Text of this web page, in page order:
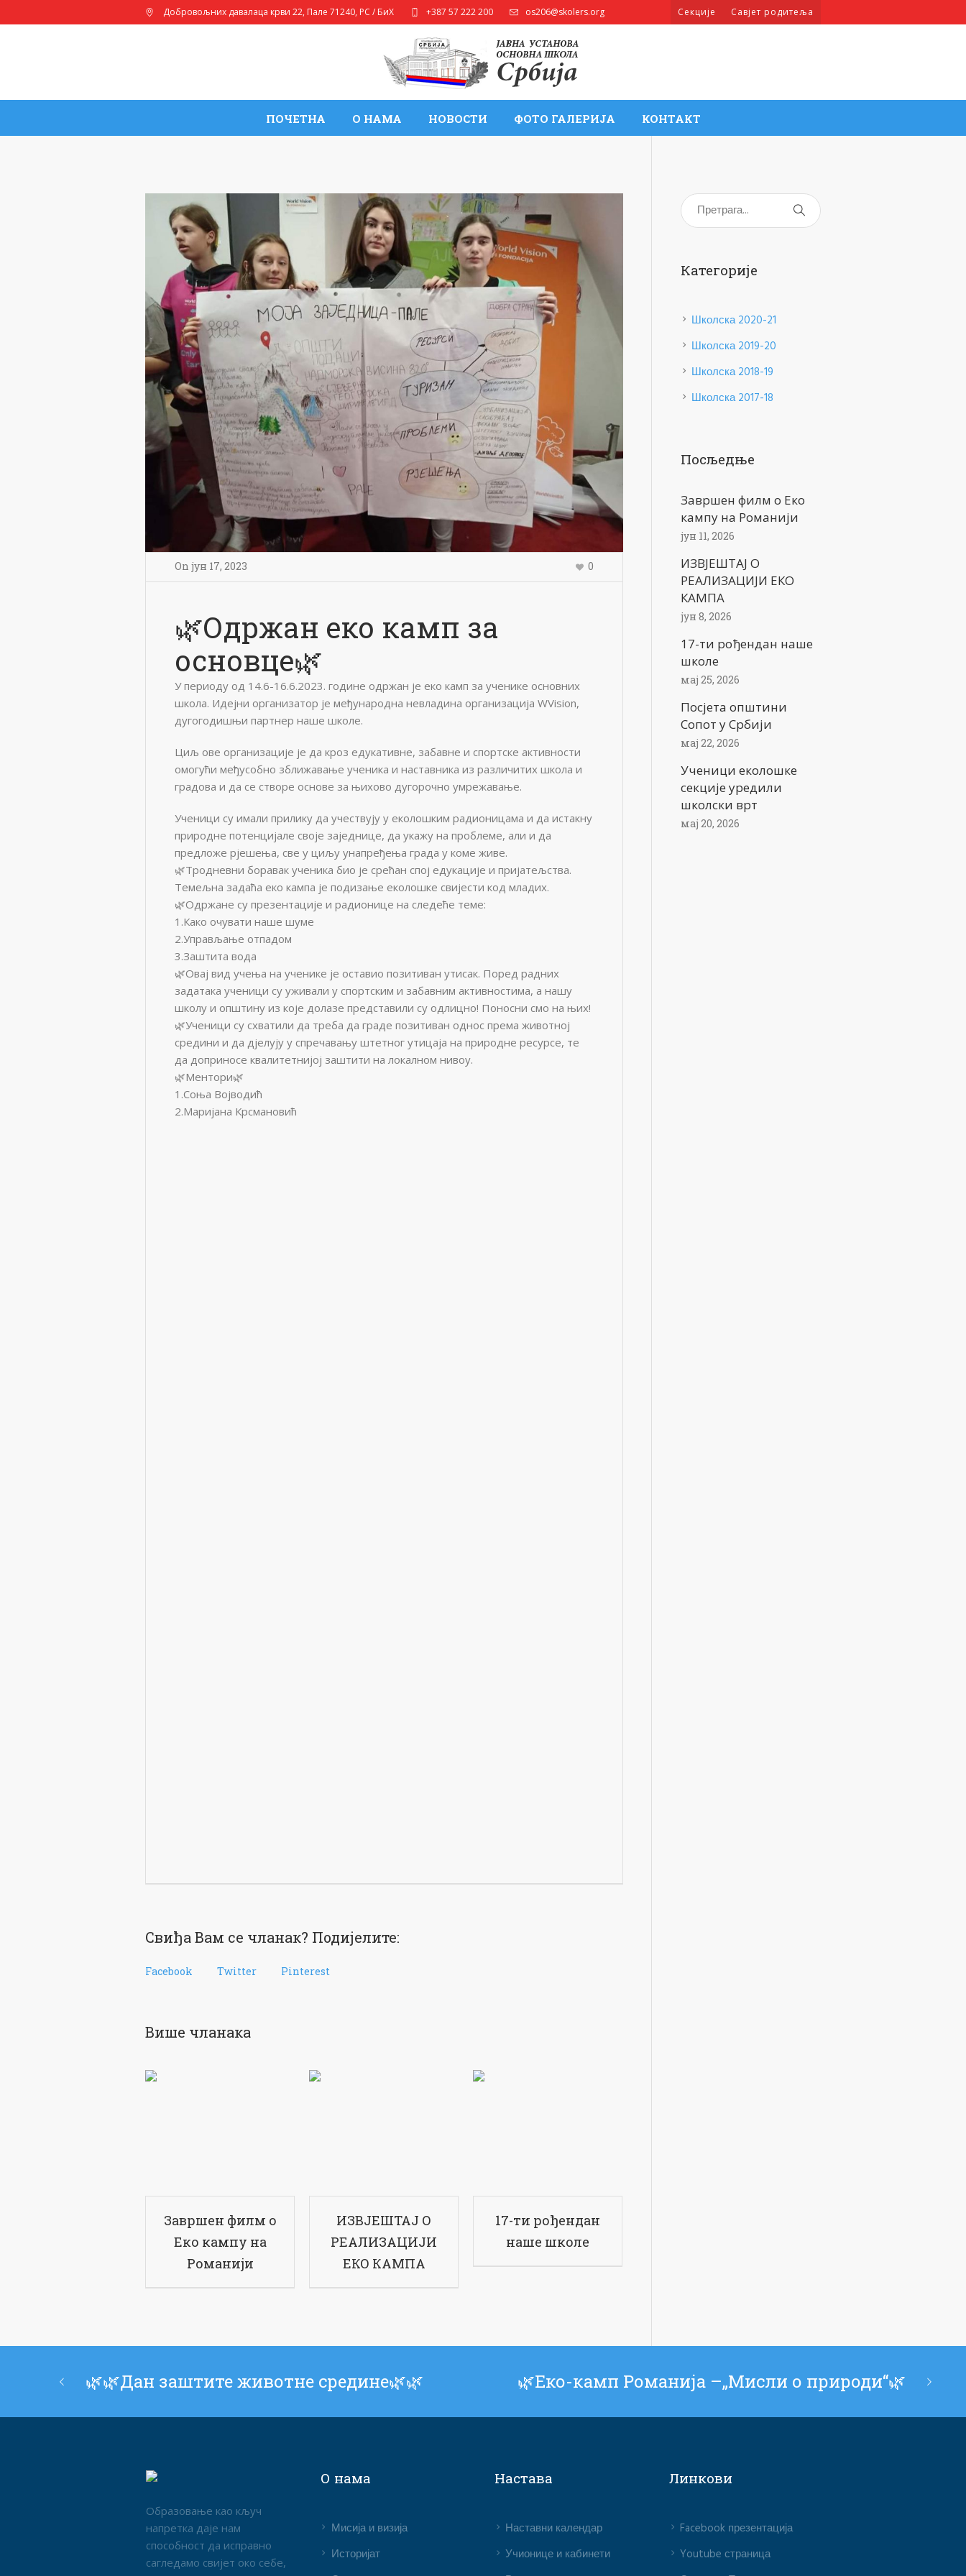
Секције Савјет родитеља
Добровољних давалаца крви 22, Пале 71240, РС / БиХ +387 57 222 200 os206@skolers.org
ПОЧЕТНА О НАМА НОВОСТИ ФОТО ГАЛЕРИЈА КОНТАКТ
On јун 17, 2023 0
🌿Одржан еко камп за
основце🌿
У периоду од 14.6-16.6.2023. године одржан је еко камп за ученике основних
школа. Идејни организатор је међународна невладина организација WVision,
дугогодишњи партнер наше школе.
Циљ ове организације је да кроз едукативне, забавне и спортске активности
омогући међусобно зближавање ученика и наставника из различитих школа и
градова и да се створе основе за њихово дугорочно умрежавање.
Ученици су имали прилику да учествују у еколошким радионицама и да истакну
природне потенцијале своје заједнице, да укажу на проблеме, али и да
предложе рјешења, све у циљу унапређења града у коме живе.
🌿Тродневни боравак ученика био је срећан спој едукације и пријатељства.
Темељна задаћа еко кампа је подизање еколошке свијести код младих.
🌿Одржане су презентације и радионице на следеће теме:
1.Како очувати наше шуме
2.Управљање отпадом
3.Заштита вода
🌿Овај вид учења на ученике је оставио позитиван утисак. Поред радних
задатака ученици су уживали у спортским и забавним активностима, а нашу
школу и општину из које долазе представили су одлицно! Поносни смо на њих!
🌿Ученици су схватили да треба да граде позитиван однос према животној
средини и да дјелују у спречавању штетног утицаја на природне ресурсе, те
да доприносе квалитетнијој заштити на локалном нивоу.
🌿Ментори🌿
1.Соња Војводић
2.Маријана Крсмановић
Свиђа Вам се чланак? Подијелите:
Facebook Twitter Pinterest
Више чланака
Завршен филм о
Еко кампу на
Романији
ИЗВЈЕШТАЈ О
РЕАЛИЗАЦИЈИ
ЕКО КАМПА
17-ти рођендан
наше школе
Категорије
Школска 2020-21
Школска 2019-20
Школска 2018-19
Школска 2017-18
Посљедње
Завршен филм о Еко
кампу на Романији
јун 11, 2026
ИЗВЈЕШТАЈ О
РЕАЛИЗАЦИЈИ ЕКО
КАМПА
јун 8, 2026
17-ти рођендан наше
школе
мај 25, 2026
Посјета општини
Сопот у Србији
мај 22, 2026
Ученици еколошке
секције уредили
школски врт
мај 20, 2026
🌿🌿Дан заштите животне средине🌿🌿 🌿Еко-камп Романија –„Мисли о природи“🌿
Образовање као кључ
напретка даје нам
способност да исправно
сагледамо свијет око себе,
О нама
Мисија и визија
Историјат
Настава
Наставни календар
Учионице и кабинети
Линкови
Facebook презентација
Youtube страница